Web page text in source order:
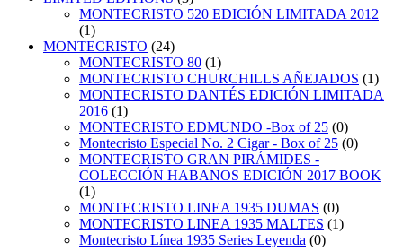
MONTECRISTO 520 EDICIÓN LIMITADA 2012
(1)
MONTECRISTO (24)
MONTECRISTO 80 (1)
MONTECRISTO CHURCHILLS AÑEJADOS (1)
MONTECRISTO DANTÉS EDICIÓN LIMITADA
2016 (1)
MONTECRISTO EDMUNDO -Box of 25 (0)
Montecristo Especial No. 2 Cigar - Box of 25 (0)
MONTECRISTO GRAN PIRÁMIDES -
COLECCIÓN HABANOS EDICIÓN 2017 BOOK
(1)
MONTECRISTO LINEA 1935 DUMAS (0)
MONTECRISTO LINEA 1935 MALTES (1)
Montecristo Línea 1935 Series Leyenda (0)